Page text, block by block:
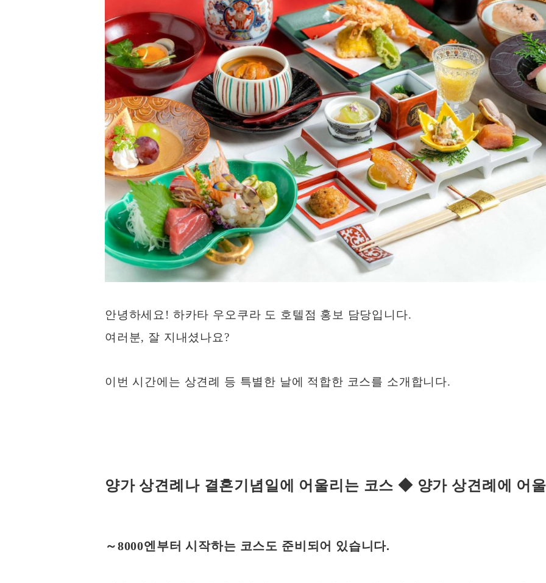
안녕하세요! 하카타 우오쿠라 도 호텔점 홍보 담당입니다.
여러분, 잘 지내셨나요?
이번 시간에는 상견례 등 특별한 날에 적합한 코스를 소개합니다.
양가 상견례나 결혼기념일에 어울리는 코스 ◆ 양가 상견례에 어
～8000엔부터 시작하는 코스도 준비되어 있습니다.